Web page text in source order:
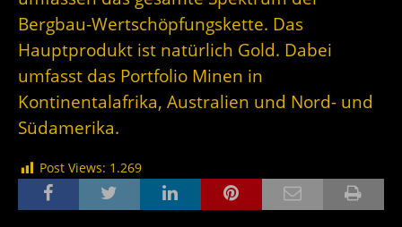
Bergbau-Wertschöpfungskette. Das
Hauptprodukt ist natürlich Gold. Dabei
umfasst das Portfolio Minen in
Kontinentalafrika, Australien und Nord- und
Südamerika.
Post Views: 1.269